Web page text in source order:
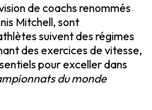
de coachs renommés
Mitchell, sont
suivent des régimes
des exercices de vitesse,
pour exceller dans
du monde